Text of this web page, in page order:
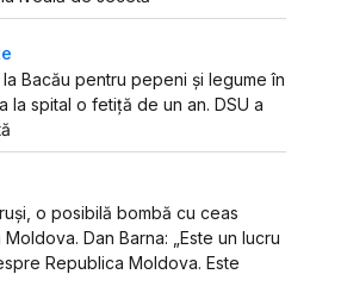
Bacău pentru pepeni și legume în
la spital o fetiță de un an. DSU a
ruși, o posibilă bombă cu ceas
Dan Barna: „Este un lucru
Republica Moldova. Este